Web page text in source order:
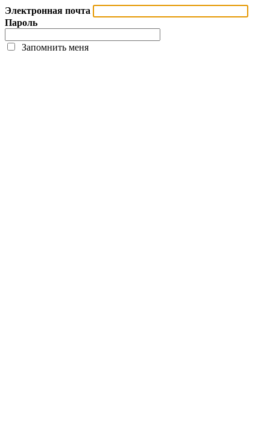
Электронная почта
Пароль
Запомнить меня